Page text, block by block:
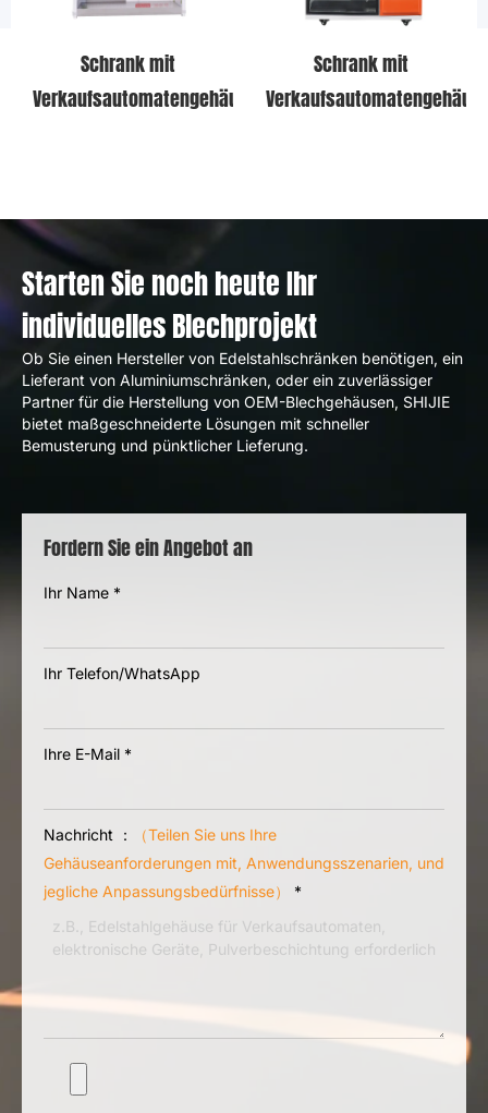
Schrank mit
Verkaufsautomatengehäuse
Schrank mit
Starten Sie noch heute Ihr
individuelles Blechprojekt
Ob Sie einen Hersteller von Edelstahlschränken benötigen, ein
Lieferant von Aluminiumschränken, oder ein zuverlässiger
Partner für die Herstellung von OEM-Blechgehäusen, SHIJIE
bietet maßgeschneiderte Lösungen mit schneller
Bemusterung und pünktlicher Lieferung.
Fordern Sie ein Angebot an
Ihr Name *
Ihr Telefon/WhatsApp
Ihre E-Mail *
Nachricht ：
（Teilen Sie uns Ihre
Gehäuseanforderungen mit, Anwendungsszenarien, und
jegliche Anpassungsbedürfnisse）
*